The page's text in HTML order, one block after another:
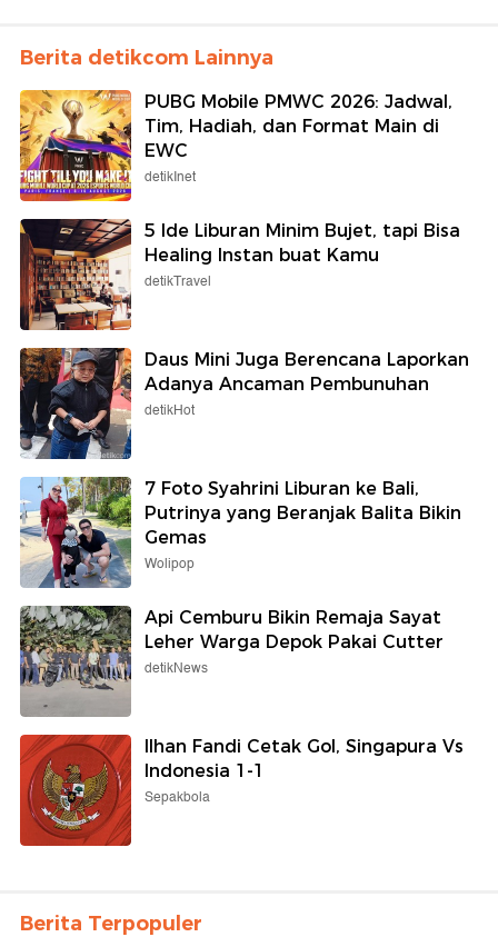
Berita detikcom Lainnya
PUBG Mobile PMWC 2026: Jadwal,
Tim, Hadiah, dan Format Main di
EWC
detikInet
5 Ide Liburan Minim Bujet, tapi Bisa
Healing Instan buat Kamu
detikTravel
Daus Mini Juga Berencana Laporkan
Adanya Ancaman Pembunuhan
detikHot
7 Foto Syahrini Liburan ke Bali,
Putrinya yang Beranjak Balita Bikin
Gemas
Wolipop
Api Cemburu Bikin Remaja Sayat
Leher Warga Depok Pakai Cutter
detikNews
Ilhan Fandi Cetak Gol, Singapura Vs
Indonesia 1-1
Sepakbola
Berita Terpopuler